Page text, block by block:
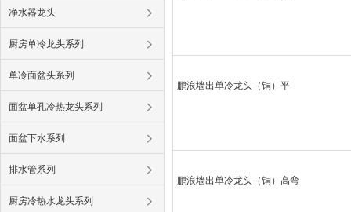
净水器龙头
厨房单冷龙头系列
单冷面盆头系列
面盆单孔冷热龙头系列
面盆下水系列
排水管系列
厨房冷热水龙头系列
鹏浪墙出单冷龙头（铜）平
鹏浪墙出单冷龙头（铜）高弯